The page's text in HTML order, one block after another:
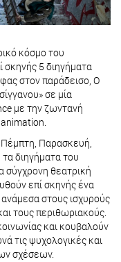
κόσμο του
5 διηγήματα
στον παράδεισο, Ο
σε μία
με την ζωντανή
animation.
Πέμπτη, Παρασκευή,
διηγήματα του
θεατρική
επί σκηνής ένα
στους ισχυρούς
τους περιθωριακούς.
και κουβαλούν
τις ψυχολογικές και
σχέσεων.